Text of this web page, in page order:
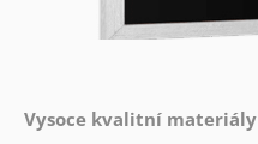
Vysoce kvalitní materiály